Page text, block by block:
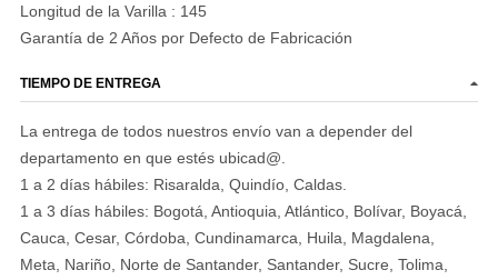
Longitud de la Varilla : 145
Garantía de 2 Años por Defecto de Fabricación
TIEMPO DE ENTREGA
La entrega de todos nuestros envío van a depender del
departamento en que estés ubicad@.
1 a 2 días hábiles: Risaralda, Quindío, Caldas.
1 a 3 días hábiles: Bogotá, Antioquia, Atlántico, Bolívar, Boyacá,
Cauca, Cesar, Córdoba, Cundinamarca, Huila, Magdalena,
Meta, Nariño, Norte de Santander, Santander, Sucre, Tolima,